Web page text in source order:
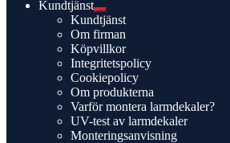
Kundtjänst
Expandera
undermeny
Kundtjänst
Om firman
Köpvillkor
Integritetspolicy
Cookiepolicy
Om produkterna
Varför montera larmdekaler?
UV-test av larmdekaler
Monteringsanvisning